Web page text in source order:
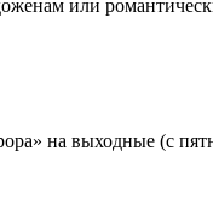
или
на выходные (с